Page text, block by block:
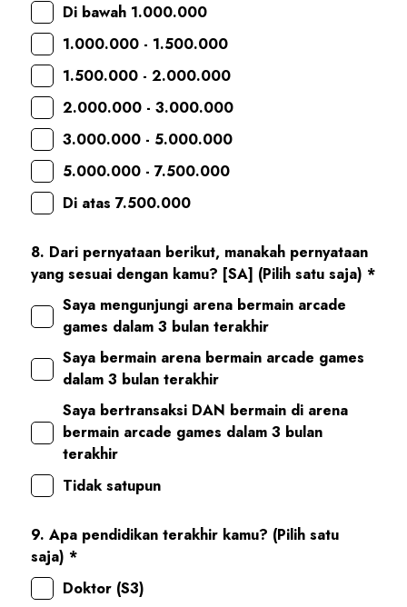
Di bawah 1.000.000
1.000.000 - 1.500.000
1.500.000 - 2.000.000
2.000.000 - 3.000.000
3.000.000 - 5.000.000
5.000.000 - 7.500.000
Di atas 7.500.000
8. Dari pernyataan berikut, manakah pernyataan
yang sesuai dengan kamu? [SA] (Pilih satu saja) *
Saya mengunjungi arena bermain arcade
games dalam 3 bulan terakhir
Saya bermain arena bermain arcade games
dalam 3 bulan terakhir
Saya bertransaksi DAN bermain di arena
bermain arcade games dalam 3 bulan
terakhir
Tidak satupun
9. Apa pendidikan terakhir kamu? (Pilih satu
saja) *
Doktor (S3)